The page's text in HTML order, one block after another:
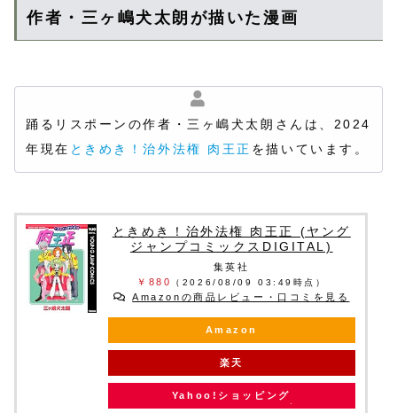
作者・三ヶ嶋犬太朗が描いた漫画
踊るリスポーンの作者・三ヶ嶋犬太朗さんは、2024
年現在 ときめき！治外法権 肉王正 を描いています。
ときめき！治外法権 肉王正 (ヤング
ジャンプコミックスDIGITAL)
集英社
￥880
（2026/08/09 03:49時点）
Amazonの商品レビュー・口コミを見る
Amazon
楽天
Yahoo!ショッピング